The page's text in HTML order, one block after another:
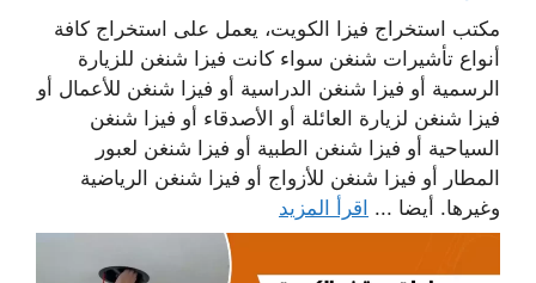
مكتب استخراج فيزا الكويت، يعمل على استخراج كافة
أنواع تأشيرات شنغن سواء كانت فيزا شنغن للزيارة
الرسمية أو فيزا شنغن الدراسية أو فيزا شنغن للأعمال أو
فيزا شنغن لزيارة العائلة أو الأصدقاء أو فيزا شنغن
السياحية أو فيزا شنغن الطبية أو فيزا شنغن لعبور
المطار أو فيزا شنغن للأزواج أو فيزا شنغن الرياضية
وغيرها. أيضا ... اقرأ المزيد